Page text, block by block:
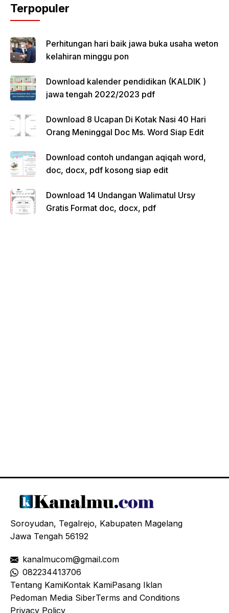
Terpopuler
Perhitungan hari baik jawa buka usaha weton
kelahiran minggu pon
Download kalender pendidikan (KALDIK )
jawa tengah 2022/2023 pdf
Download 8 Ucapan Di Kotak Nasi 40 Hari
Orang Meninggal Doc Ms. Word Siap Edit
Download contoh undangan aqiqah word,
doc, docx, pdf kosong siap edit
Download 14 Undangan Walimatul Ursy
Gratis Format doc, docx, pdf
Soroyudan, Tegalrejo, Kabupaten Magelang
Jawa Tengah 56192
kanalmucom@gmail.com
082234413706
Tentang KamiKontak KamiPasang Iklan
Pedoman Media SiberTerms and Conditions
Privacy Policy